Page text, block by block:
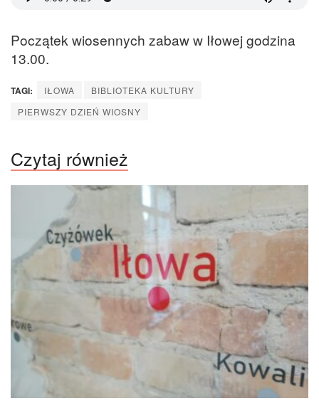
Początek wiosennych zabaw w Iłowej godzina
13.00.
TAGI: IŁOWA
BIBLIOTEKA KULTURY
PIERWSZY DZIEŃ WIOSNY
Czytaj również